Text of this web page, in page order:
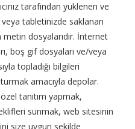
tarafından yüklenen ve
tabletinizde saklanan
metin dosyalarıdır. İnternet
boş gif dosyaları ve/veya
topladığı bilgileri
amacıyla depolar.
tanıtım yapmak,
sunmak, web sitesinin
size uygun şekilde